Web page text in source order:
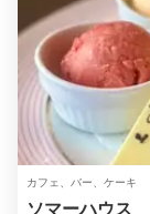
朝食は「カフ
カフェ、バー、ケーキ
ソマーハウス